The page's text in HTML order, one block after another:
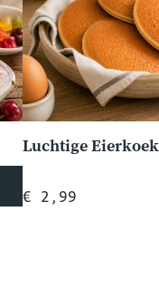
Luchtige
€ 2,99